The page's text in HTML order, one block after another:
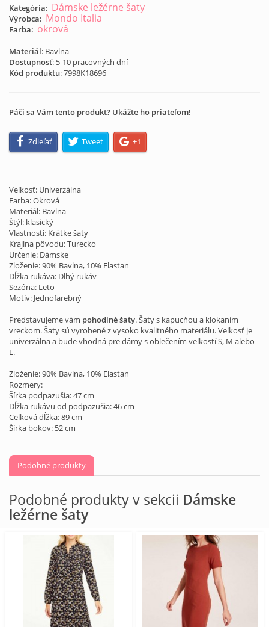
Kategória: Dámske ležérne šaty
Výrobca: Mondo Italia
Farba: okrová
Materiál: Bavlna
Dostupnosť: 5-10 pracovných dní
Kód produktu:7998K18696
Páči sa Vám tento produkt? Ukážte ho priateľom!
Zdieľať Tweet +1
Veľkosť: Univerzálna
Farba: Okrová
Materiál: Bavlna
Štýl: klasický
Vlastnosti: Krátke šaty
Krajina pôvodu: Turecko
Určenie: Dámske
Zloženie: 90% Bavlna, 10% Elastan
Dĺžka rukáva: Dlhý rukáv
Sezóna: Leto
Motív: Jednofarebný
Predstavujeme vám pohodlné šaty. Šaty s kapucňou a klokaním
vreckom. Šaty sú vyrobené z vysoko kvalitného materiálu. Veľkosť je
univerzálna a bude vhodná pre dámy s oblečením veľkostí S, M alebo
L.
Zloženie: 90% Bavlna, 10% Elastan
Rozmery:
Šírka podpazušia: 47 cm
Dĺžka rukávu od podpazušia: 46 cm
Celková dĺžka: 89 cm
Šírka bokov: 52 cm
Podobné produkty
Podobné produkty v sekcii Dámske
ležérne šaty